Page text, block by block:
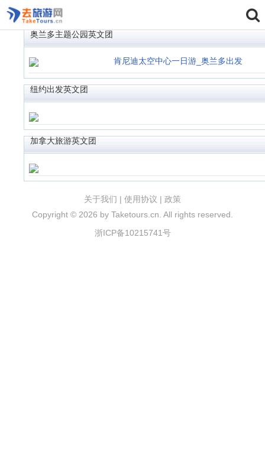
奥兰多主题公园英文团
肯尼迪太空中心一日游_奥兰多出发
纽约出发英文团
加拿大旅游英文团
关于我们 | 使用协议 | 政策
Copyright © 2026 by Taketours.cn. All rights reserved.
浙ICP备10215741号